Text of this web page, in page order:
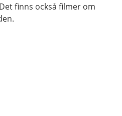
finns också filmer om